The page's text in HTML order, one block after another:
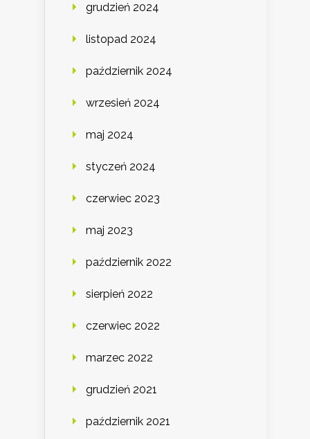
grudzień 2024
listopad 2024
październik 2024
wrzesień 2024
maj 2024
styczeń 2024
czerwiec 2023
maj 2023
październik 2022
sierpień 2022
czerwiec 2022
marzec 2022
grudzień 2021
październik 2021